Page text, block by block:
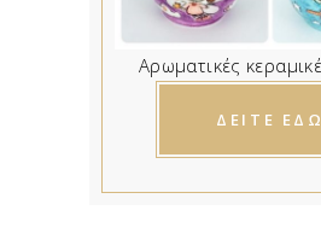
Αρωματικές
ΔΕΙΤΕ ΕΔΩ